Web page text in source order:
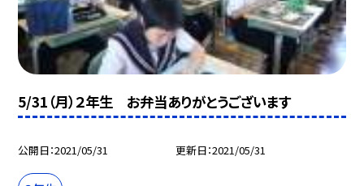
5/31（月）２年生 お弁当ありがとうございます
公開日 2021/05/31 更新日 2021/05/31